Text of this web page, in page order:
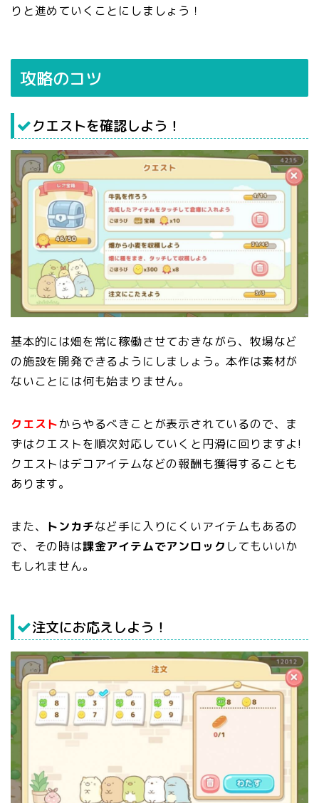
りと進めていくことにしましょう！
攻略のコツ
クエストを確認しよう！
基本的には畑を常に稼働させておきながら、牧場など
の施設を開発できるようにしましょう。本作は素材が
ないことには何も始まりません。
クエストからやるべきことが表示されているので、ま
ずはクエストを順次対応していくと円滑に回りますよ!
クエストはデコアイテムなどの報酬も獲得することも
あります。
また、 トンカチなど手に入りにくいアイテムもあるの
で、その時は課金アイテムでアンロック してもいいか
もしれません。
注文にお応えしよう！